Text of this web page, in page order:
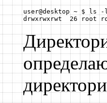
user@desktop ~ $ ls
drwxrwxrwt  26 root